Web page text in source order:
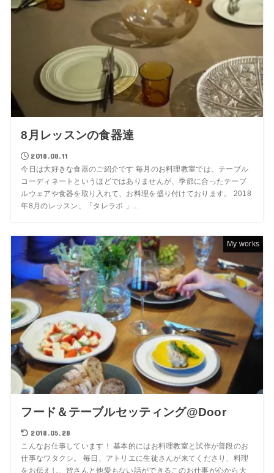
8月レッスンの食器達
2018.08.11
今日は大好きな食器のご紹介です 毎月のお料理教室では、テーブル
コーディネートというほどではありませんが、季節に合ったテーブ
ルウェアや食器を取り入れて、お料理を盛り付けております。 2018
年8月のレッスン、「タレラボ 」...
My works
フード＆テーブルセッティング@Door
2018.05.28
こんなお仕事しています！ 基本的にはお料理教室と試作が普段のお
仕事なワタクシ。 毎日、アトリエに生徒さんが来てくださり、料理
をお伝えし、皆さんと他愛もない話ができるこのお仕事が心から大